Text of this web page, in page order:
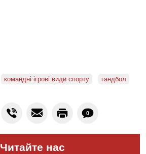
командні ігрові види спорту гандбол
0
Читайте нас